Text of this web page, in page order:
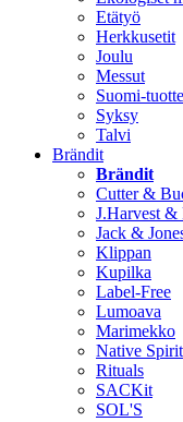
Etätyö
Herkkusetit
Joulu
Messut
Suomi-
Syksy
Talvi
Brändit
Brändit
Cutter &
J.Harvest &
Jack &
Klippan
Kupilka
Label-Free
Lumoava
Marimekko
Native Spirit
Rituals
SACKit
SOL'S